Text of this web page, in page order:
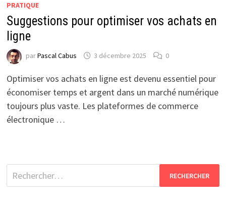
PRATIQUE
Suggestions pour optimiser vos achats en
ligne
parPascal Cabus 3 décembre 2025 0
Optimiser vos achats en ligne est devenu essentiel pour
économiser temps et argent dans un marché numérique
toujours plus vaste. Les plateformes de commerce
électronique …
Rechercher :